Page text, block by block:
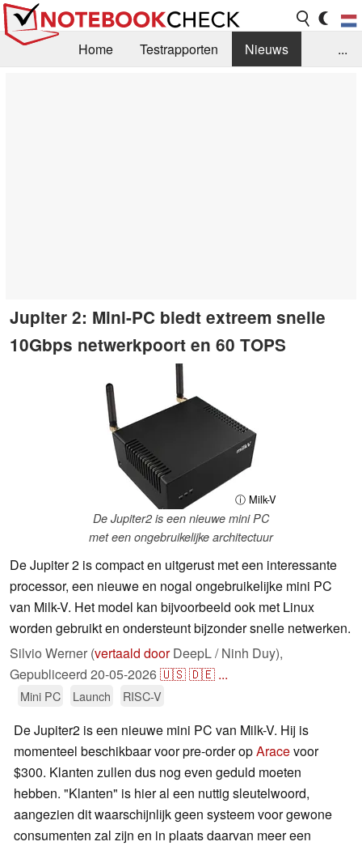
Home Testrapporten
Nieuws
...
Jupiter 2: Mini-PC biedt extreem snelle
10Gbps netwerkpoort en 60 TOPS
ⓘ Milk-V
De Jupiter2 is een nieuwe mini PC
met een ongebruikelijke architectuur
De Jupiter 2 is compact en uitgerust met een interessante
processor, een nieuwe en nogal ongebruikelijke mini PC
van Milk-V. Het model kan bijvoorbeeld ook met Linux
worden gebruikt en ondersteunt bijzonder snelle netwerken.
Silvio Werner (vertaald doorDeepL / Ninh Duy),
Gepubliceerd 20-05-2026🇺🇸🇩🇪 ...
Mini PC Launch RISC-V
De Jupiter2 is een nieuwe mini PC van Milk-V. Hij is
momenteel beschikbaar voor pre-order opAracevoor
$300. Klanten zullen dus nog even geduld moeten
hebben. "Klanten" is hier al een nuttig sleutelwoord,
aangezien dit waarschijnlijk geen systeem voor gewone
consumenten zal zijn en in plaats daarvan meer een